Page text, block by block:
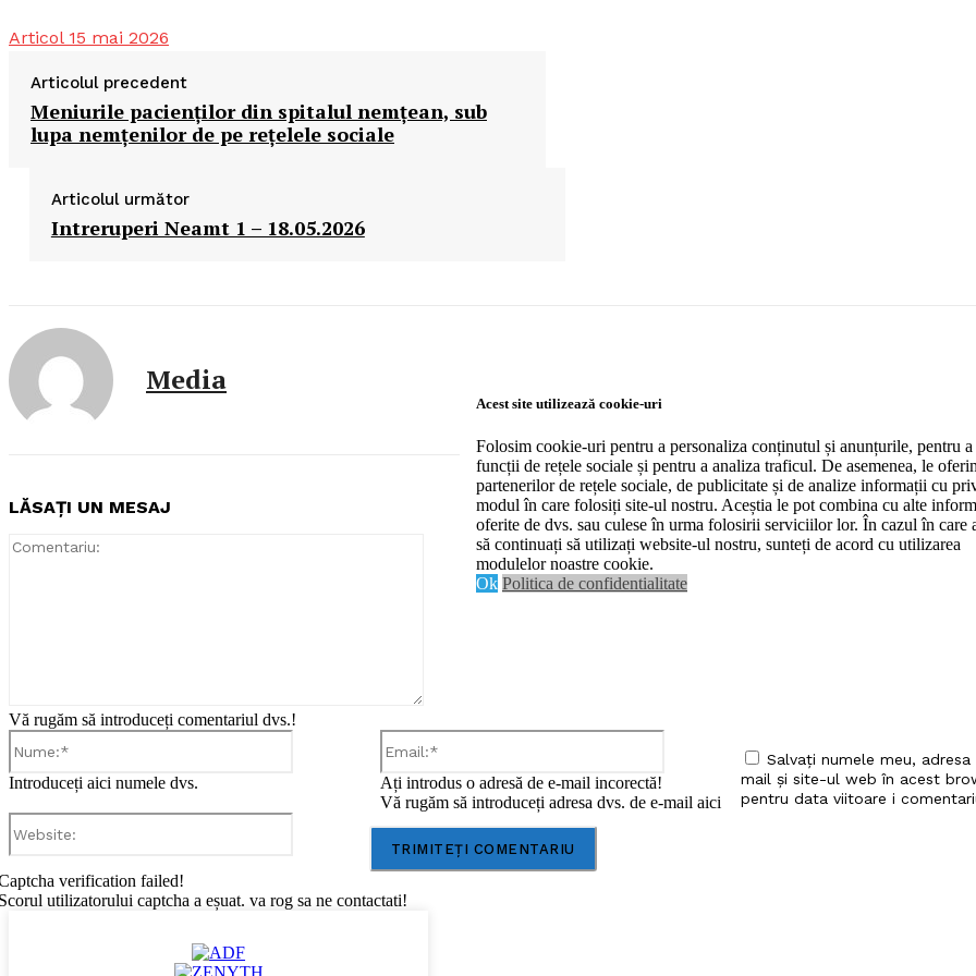
Articol 15 mai 2026
Articolul precedent
Meniurile pacienţilor din spitalul nemţean, sub
lupa nemţenilor de pe reţelele sociale
Articolul următor
Intreruperi Neamt 1 – 18.05.2026
Media
LĂSAȚI UN MESAJ
Comentariu:
Vă rugăm să introduceți comentariul dvs.!
Introduceți aici numele dvs.
Email:*
Ați introdus o adresă de e-mail incorectă!
Vă rugăm să introduceți adresa dvs. de e-mail aici
Salvați numele meu,
mail și site-ul web în acest
pentru data viitoare i
verification failed!
utilizatorului captcha a eșuat. va rog sa ne contactati!
Acest site utilizează cookie-uri
Folosim cookie-uri pentru a personaliza conținutul și anunțurile, pentru
funcții de rețele sociale și pentru a analiza traficul. De asemenea, le
partenerilor de rețele sociale, de publicitate și de analize informații cu
modul în care folosiți site-ul nostru. Aceștia le pot combina cu alte
oferite de dvs. sau culese în urma folosirii serviciilor lor. În cazul în care
să continuați să utilizați website-ul nostru, sunteți de acord cu utilizarea
modulelor noastre cookie.
Ok Politica de confidentialitate